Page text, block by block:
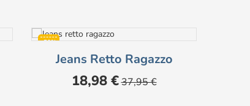
-50%
NON DISPONIBILE
Jeans Retto Ragazzo
Prezzo
18,98 € Prezzo
base
37,95 €